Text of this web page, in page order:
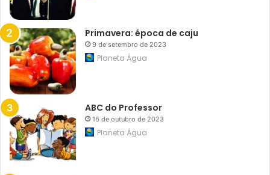
u
n
i
c
i
p
e
o
r
e
o
e
Primavera: época de caju
9 de setembro de 2023
Planeta Água
ABC do Professor
16 de outubro de 2023
Planeta Água